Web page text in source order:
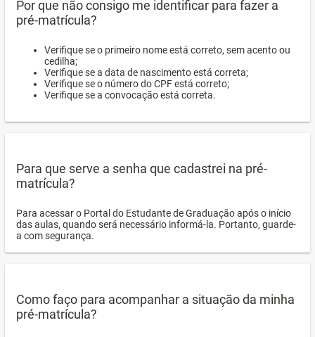
Por que não consigo me identificar para fazer a
pré-matrícula?
Verifique se o primeiro nome está correto, sem acento ou
cedilha;
Verifique se a data de nascimento está correta;
Verifique se o número do CPF está correto;
Verifique se a convocação está correta.
Para que serve a senha que cadastrei na pré-
matrícula?
Para acessar o Portal do Estudante de Graduação após o início
das aulas, quando será necessário informá-la. Portanto, guarde-
a com segurança.
Como faço para acompanhar a situação da minha
pré-matrícula?